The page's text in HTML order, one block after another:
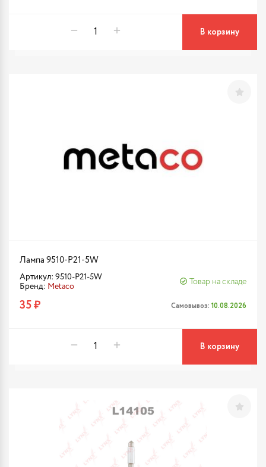
В корзину
Лампа 9510-P21-5W
Артикул: 9510-P21-5W
Бренд: Metaco
Товар на складе
35 ₽ Самовывоз: 10.08.2026
В корзину